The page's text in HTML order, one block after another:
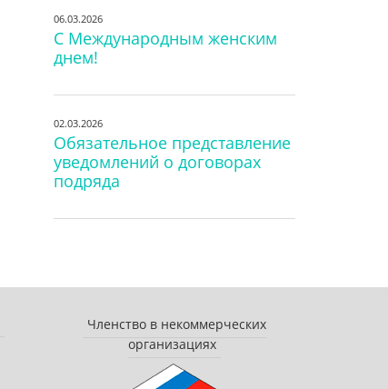
06.03.2026
С Международным женским
днем!
02.03.2026
Обязательное представление
уведомлений о договорах
подряда
Членство в некоммерческих
организациях